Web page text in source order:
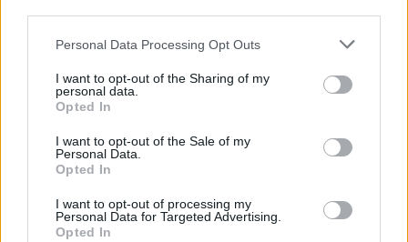
Personal Data Processing Opt Outs
I want to opt-out of the Sharing of my
personal data.
Opted In
I want to opt-out of the Sale of my
Personal Data.
Opted In
I want to opt-out of processing my
Personal Data for Targeted Advertising.
Opted In
πετρελαίου και φυσικού αερίου στην Ευρώπη
06/08/2026 - 16:20 ΕΝΕΡΓΕΙΑ
Οι ελληνικές scale-ups επιχειρήσεις στρέφονται
στην ανάπτυξη - Μεγαλύτερη πρόκληση η
προσέλκυση πελατών
06/08/2026 - 15:56 ΕΠΙΧΕΙΡΗΣΕΙΣ
Χρηματιστήριο: Στις 2.627,95 μονάδες ο Γενικός
Δείκτης Τιμών, με άνοδο 0,15%
06/08/2026 - 15:46 ΟΙΚΟΝΟΜΙΑ